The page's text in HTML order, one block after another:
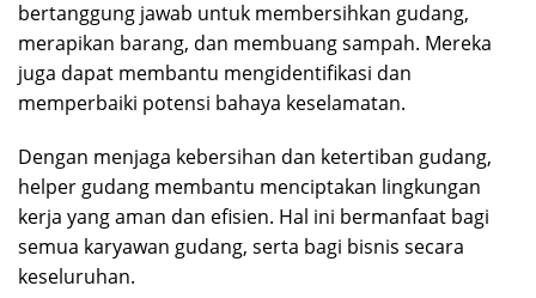
bertanggung jawab untuk membersihkan gudang,
merapikan barang, dan membuang sampah. Mereka
juga dapat membantu mengidentifikasi dan
memperbaiki potensi bahaya keselamatan.
Dengan menjaga kebersihan dan ketertiban gudang,
helper gudang membantu menciptakan lingkungan
kerja yang aman dan efisien. Hal ini bermanfaat bagi
semua karyawan gudang, serta bagi bisnis secara
keseluruhan.